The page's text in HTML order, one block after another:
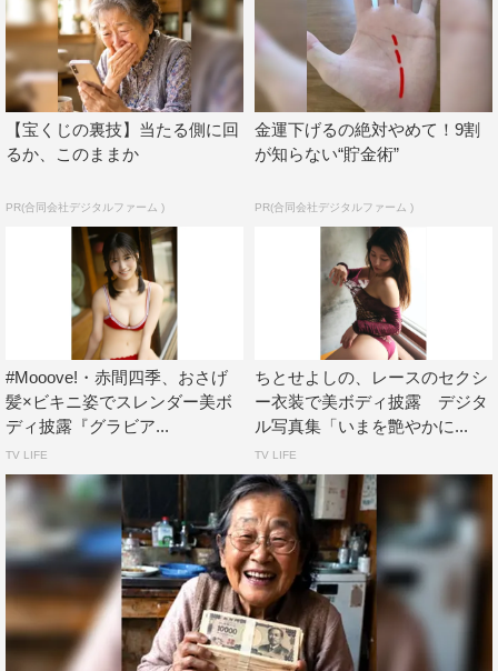
【宝くじの裏技】当たる側に回
るか、このままか
PR(合同会社デジタルファーム )
金運下げるの絶対やめて！9割
が知らない“貯金術”
PR(合同会社デジタルファーム )
#Mooove!・赤間四季、おさげ
髪×ビキニ姿でスレンダー美ボ
ディ披露『グラビア...
TV LIFE
ちとせよしの、レースのセクシ
ー衣装で美ボディ披露 デジタ
ル写真集「いまを艶やかに...
TV LIFE